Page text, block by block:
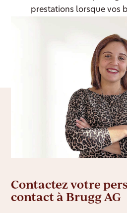
Contactez votre
contact à Brugg AG
prestations lorsque vos